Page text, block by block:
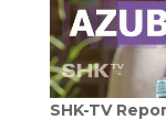
SHK-TV